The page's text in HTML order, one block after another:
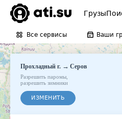
Грузы
Все сервисы Ваши
Прохладный г.→Серов
Разрешить паромы
разрешить зимники
ИЗМЕНИТЬ